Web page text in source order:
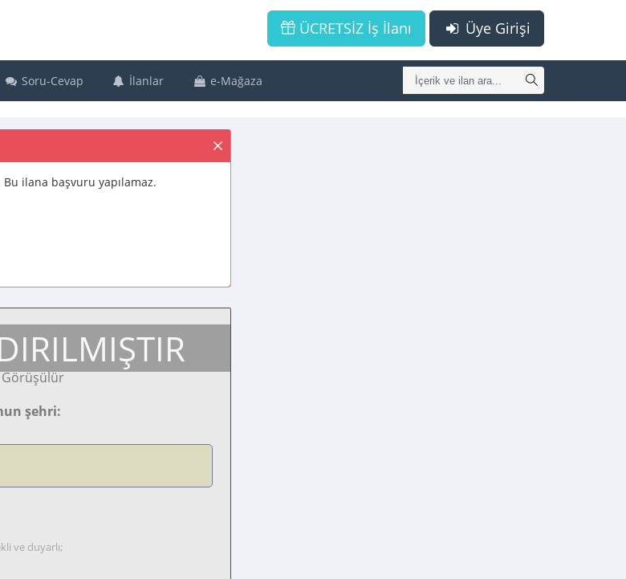
Üye Girişi
ÜCRETSİZ İş İlanı
Soru-Cevap İlanlar e-Mağaza
ilana başvuru yapılamaz.
şehri:
ve duyarlı;